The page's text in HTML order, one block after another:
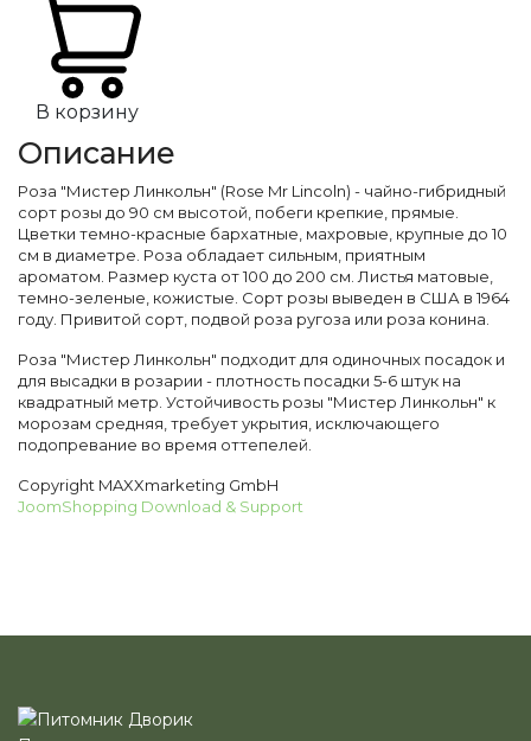
В корзину
Описание
Роза "Мистер Линкольн" (Rose Mr Lincoln) - чайно-гибридный
сорт розы до 90 см высотой, побеги крепкие, прямые.
Цветки темно-красные бархатные, махровые, крупные до 10
см в диаметре. Роза обладает сильным, приятным
ароматом. Размер куста от 100 до 200 см. Листья матовые,
темно-зеленые, кожистые. Сорт розы выведен в США в 1964
году. Привитой сорт, подвой роза ругоза или роза конина.
Роза "Мистер Линкольн" подходит для одиночных посадок и
для высадки в розарии - плотность посадки 5-6 штук на
квадратный метр. Устойчивость розы "Мистер Линкольн" к
морозам средняя, требует укрытия, исключающего
подопревание во время оттепелей.
Copyright MAXXmarketing GmbH
JoomShopping Download & Support